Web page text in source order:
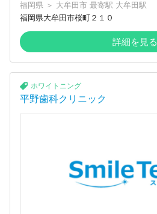
福岡県 ＞ 大牟田市 最寄駅 大牟田駅
福岡県大牟田市桜町２１０
詳細を見る
ホワイトニング
平野歯科クリニック